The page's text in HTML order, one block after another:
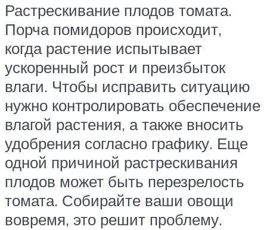
Растрескивание плодов томата.
Порча помидоров происходит,
когда растение испытывает
ускоренный рост и преизбыток
влаги. Чтобы исправить ситуацию
нужно контролировать обеспечение
влагой растения, а также вносить
удобрения согласно графику. Еще
одной причиной растрескивания
плодов может быть перезрелость
томата. Собирайте ваши овощи
вовремя, это решит проблему.